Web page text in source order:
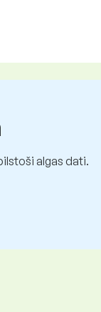
algas dati.